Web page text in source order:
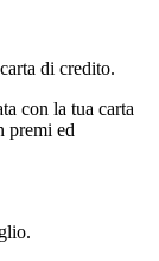
di credito.
con la tua carta
premi ed